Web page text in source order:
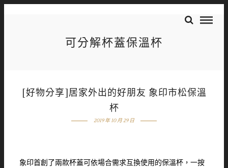
可分解杯蓋保溫杯
[好物分享]居家外出的好朋友 象印市松保溫
杯
2019 年 10 月 29 日
象印首創了兩款杯蓋可依場合需求互換使用的保溫杯，一按